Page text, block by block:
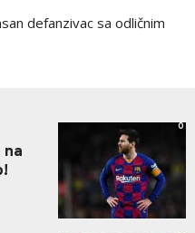
defanzivac sa odličnim
na
0